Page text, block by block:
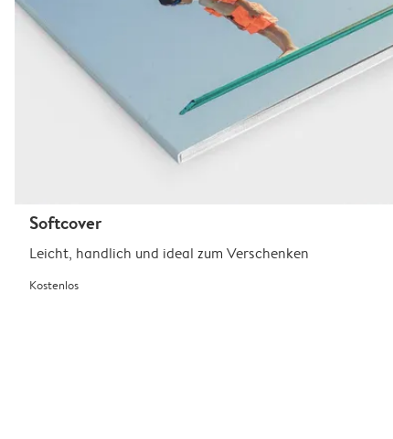
Softcover
Leicht, handlich und ideal zum Verschenken
Kostenlos